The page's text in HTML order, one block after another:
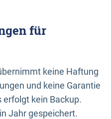
für
keine Haftung
und keine Garantie
kein Backup.
Jahr gespeichert.